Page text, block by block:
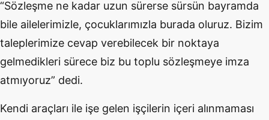
“Sözleşme ne kadar uzun sürerse sürsün bayramda
bile ailelerimizle, çocuklarımızla burada oluruz. Bizim
taleplerimize cevap verebilecek bir noktaya
gelmedikleri sürece biz bu toplu sözleşmeye imza
atmıyoruz” dedi.
Kendi araçları ile işe gelen işçilerin içeri alınmaması